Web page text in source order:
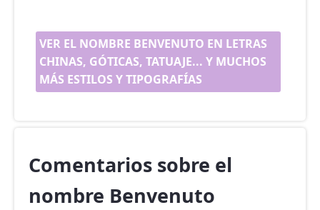
VER EL NOMBRE BENVENUTO EN LETRAS
CHINAS, GÓTICAS, TATUAJE... Y MUCHOS
MÁS ESTILOS Y TIPOGRAFÍAS
Comentarios sobre el
nombre Benvenuto